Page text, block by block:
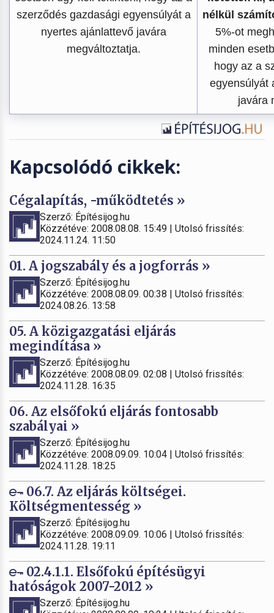
szerződés gazdasági egyensúlyát a
nyertes ajánlattevő javára
megváltoztatja.
nélkül
5%-ot
minden
hogy az a
egyensúlyát
javára
Kapcsolódó cikkek:
Cégalapítás, -működtetés »
Szerző: Építésijog.hu
Közzétéve: 2008.08.08. 15:49 | Utolsó frissítés:
2024.11.24. 11:50
01. A jogszabály és a jogforrás »
Szerző: Építésijog.hu
Közzétéve: 2008.08.09. 00:38 | Utolsó frissítés:
2024.08.26. 13:58
05. A közigazgatási eljárás
megindítása »
Szerző: Építésijog.hu
Közzétéve: 2008.08.09. 02:08 | Utolsó frissítés:
2024.11.28. 16:35
06. Az elsőfokú eljárás fontosabb
szabályai »
Szerző: Építésijog.hu
Közzétéve: 2008.09.09. 10:04 | Utolsó frissítés:
2024.11.28. 18:25
06.7. Az eljárás költségei.
Költségmentesség »
Szerző: Építésijog.hu
Közzétéve: 2008.09.09. 10:06 | Utolsó frissítés:
2024.11.28. 19:11
02.4.1.1. Elsőfokú építésügyi
hatóságok 2007-2012 »
Szerző: Építésijog.hu